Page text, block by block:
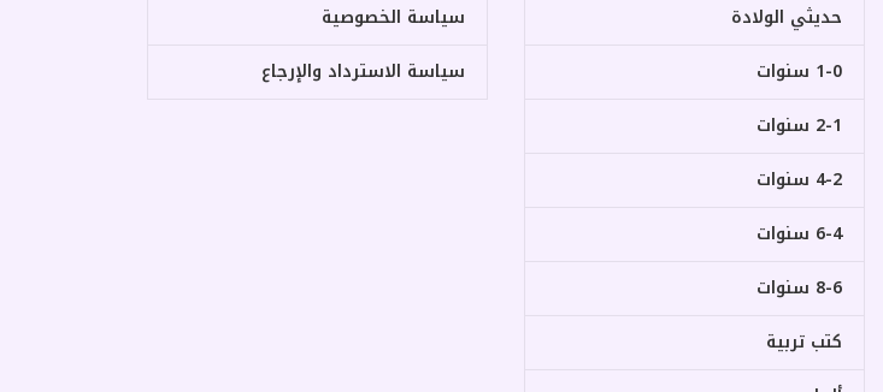
حديثي الولادة
1-0 سنوات
2-1 سنوات
4-2 سنوات
6-4 سنوات
8-6 سنوات
كتب تربية
سياسة الخصوصية
سياسة الاسترداد والإرجاع